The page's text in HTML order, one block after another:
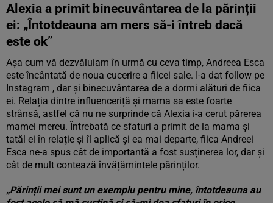
Alexia a primit binecuvântarea de la părinții
ei: „Întotdeauna am mers să-i întreb dacă
este ok”
Așa cum vă dezvăluiam în urmă cu ceva timp, Andreea Esca
este încântată de noua cucerire a fiicei sale. I-a dat follow pe
Instagram , dar și binecuvântarea de a dormi alături de fiica
ei. Relația dintre influenceriță și mama sa este foarte
strânsă, astfel că nu ne surprinde că Alexia i-a cerut părerea
mamei mereu. Întrebată ce sfaturi a primit de la mama și
tatăl ei în relație și îl aplică și ea mai departe, fiica Andreei
Esca ne-a spus cât de importantă a fost susținerea lor, dar și
cât de mult contează învățămintele părinților.
„Părinții mei sunt un exemplu pentru mine, întotdeauna au